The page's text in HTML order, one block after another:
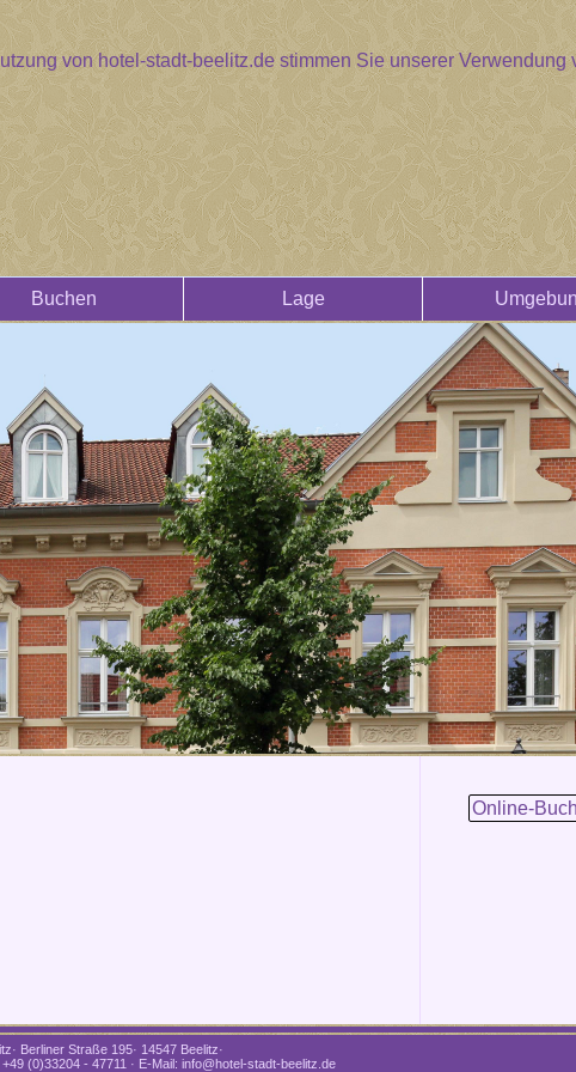
von hotel-stadt-beelitz.de stimmen Sie unserer
Buchen Lage
Online-
Berliner Straße 195· 14547 Beelitz·
(0)33204 - 47711 · E-Mail: info@hotel-stadt-beelitz.de